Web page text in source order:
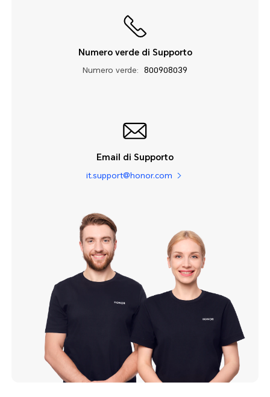
Numero verde di Supporto
Numero verde: 800908039
Email di Supporto
it.support@honor.com